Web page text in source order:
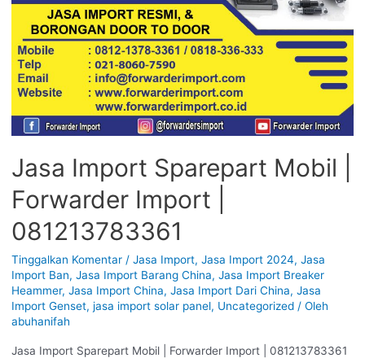
Jasa Import Sparepart Mobil |
Forwarder Import |
081213783361
Tinggalkan Komentar / Jasa Import, Jasa Import 2024, Jasa
Import Ban, Jasa Import Barang China, Jasa Import Breaker
Heammer, Jasa Import China, Jasa Import Dari China, Jasa
Import Genset, jasa import solar panel, Uncategorized/ Oleh
abuhanifah
Jasa Import Sparepart Mobil | Forwarder Import | 081213783361